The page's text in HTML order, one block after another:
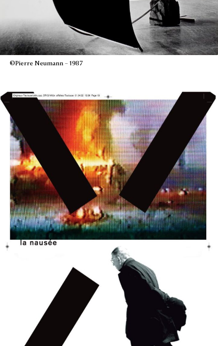
©Pierre Neumann – 1987